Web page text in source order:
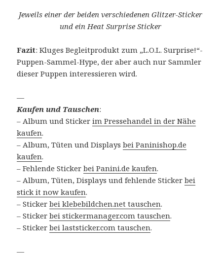
Jeweils einer der beiden verschiedenen Glitzer-Sticker
und ein Heat Surprise Sticker
Fazit: Kluges Begleitprodukt zum „L.O.L. Surprise!“-
Puppen-Sammel-Hype, der aber auch nur Sammler
dieser Puppen interessieren wird.
—
Kaufen und Tauschen:
– Album und Stickerim Pressehandel in der Nähe
kaufen.
– Album, Tüten und Displaysbei Paninishop.de
kaufen.
– Fehlende Stickerbei Panini.de kaufen.
– Album, Tüten, Displays und fehlende Stickerbei
stick it now kaufen.
– Stickerbei klebebildchen.net tauschen.
– Stickerbei stickermanager.com tauschen.
– Stickerbei laststicker.com tauschen.
—